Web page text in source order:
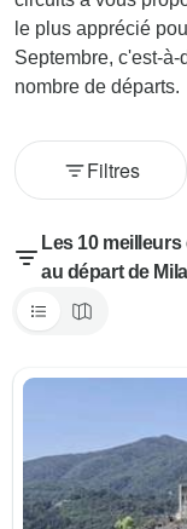
le plus apprécié
Septembre, c'est-
nombre de départs.
Filtres
Les 10
au départ de